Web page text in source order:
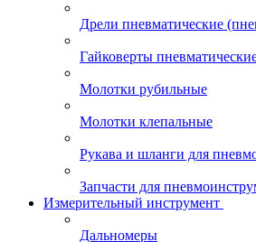
Дрели пневматические
Гайковерты
Молотки рубильные
Молотки клепальные
Рукава и шланги для
Запчасти для
Измерительный инструмент
Дальномеры